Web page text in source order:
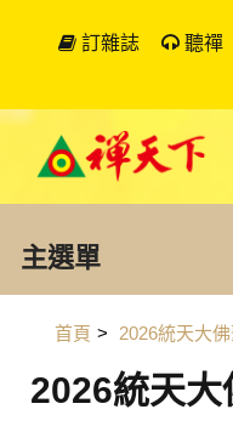
訂雜誌 聽禪
主選單
首頁 > 2026統天大
2026統天